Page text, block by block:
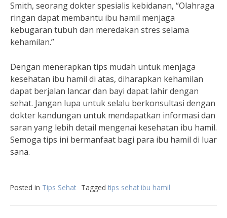
Smith, seorang dokter spesialis kebidanan, “Olahraga
ringan dapat membantu ibu hamil menjaga
kebugaran tubuh dan meredakan stres selama
kehamilan.”
Dengan menerapkan tips mudah untuk menjaga
kesehatan ibu hamil di atas, diharapkan kehamilan
dapat berjalan lancar dan bayi dapat lahir dengan
sehat. Jangan lupa untuk selalu berkonsultasi dengan
dokter kandungan untuk mendapatkan informasi dan
saran yang lebih detail mengenai kesehatan ibu hamil.
Semoga tips ini bermanfaat bagi para ibu hamil di luar
sana.
Posted in Tips Sehat Tagged tips sehat ibu hamil